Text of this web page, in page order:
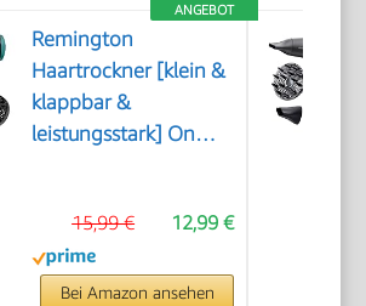
ANGEBOT
Remington
Haartrockner [klein &
klappbar &
leistungsstark] On
Spannungsanpassung
120/220-240V,
Stylingdüse &
12,99 €
15,99 €
Bei Amazon ansehen